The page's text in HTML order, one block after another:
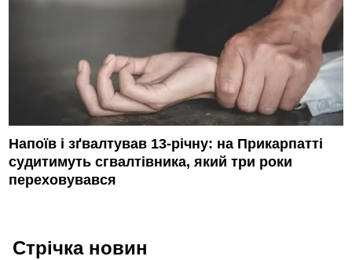
Напоїв і зґвалтував 13-річну: на Прикарпатті
судитимуть сгвалтівника, який три роки
переховувався
Стрічка новин